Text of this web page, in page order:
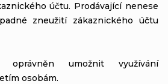
účtu. Prodávající nenese
zneužití zákaznického účtu
umožnit využívání
osobám.